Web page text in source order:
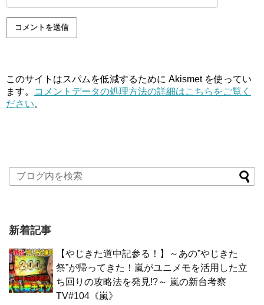
このサイトはスパムを低減するために Akismet を使ってい
ます。
コメントデータの処理方法の詳細はこちらをご覧く
ださい。
新着記事
【やじきた道中記参る！】～あの”やじきた
祭”が帰ってきた！嵐がユニメモを活用した立
ち回りの攻略法を発見!?～ 嵐の新台考察
TV#104《嵐》